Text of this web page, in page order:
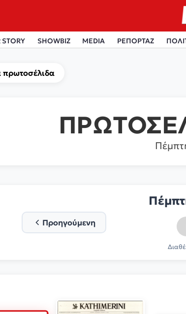
STORY SHOWBIZ MEDIA ΡΕΠΟΡΤΑΖ
πρωτοσέλιδα
Προηγούμενη